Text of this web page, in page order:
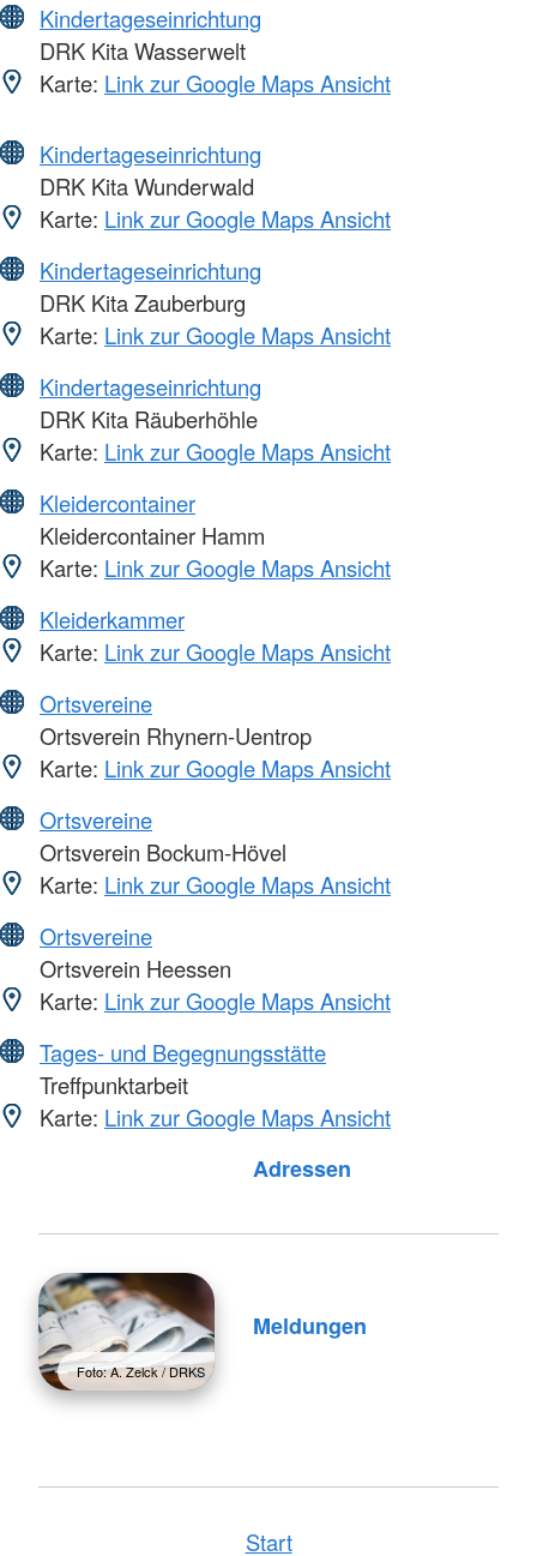
Kindertageseinrichtung
DRK Kita Wasserwelt
Karte: Link zur Google Maps Ansicht
Kindertageseinrichtung
DRK Kita Wunderwald
Karte: Link zur Google Maps Ansicht
Kindertageseinrichtung
DRK Kita Zauberburg
Karte: Link zur Google Maps Ansicht
Kindertageseinrichtung
DRK Kita Räuberhöhle
Karte: Link zur Google Maps Ansicht
Kleidercontainer
Kleidercontainer Hamm
Karte: Link zur Google Maps Ansicht
Kleiderkammer
Karte: Link zur Google Maps Ansicht
Ortsvereine
Ortsverein Rhynern-Uentrop
Karte: Link zur Google Maps Ansicht
Ortsvereine
Ortsverein Bockum-Hövel
Karte: Link zur Google Maps Ansicht
Ortsvereine
Ortsverein Heessen
Karte: Link zur Google Maps Ansicht
Tages- und Begegnungsstätte
Treffpunktarbeit
Karte: Link zur Google Maps Ansicht
Adressen
Foto: A. Zelck / DRKS
Meldungen
Start